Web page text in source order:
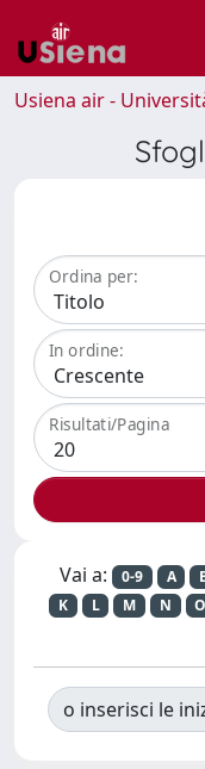
Usiena air -
Ordina per:
In ordine:
Risultati/Pagina
Vai a: 0-9 A
K
L M N O
o inserisci le